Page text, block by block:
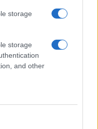
storage
storage
and other
εκείνη η οποία
του
και η
αυτό
κυβέρνησης- να
του ΔΝΤ,